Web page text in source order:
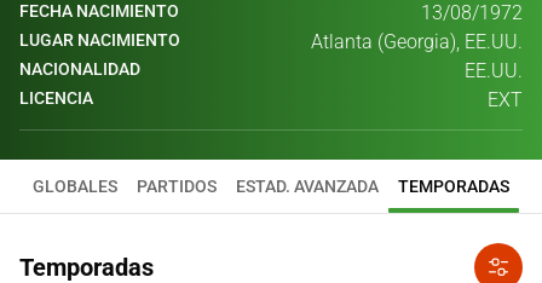
FECHA NACIMIENTO 13/08/1972
LUGAR NACIMIENTO Atlanta (Georgia), EE.UU.
NACIONALIDAD EE.UU.
LICENCIA EXT
GLOBALES PARTIDOS ESTAD. AVANZADA TEMPORADAS
Temporadas